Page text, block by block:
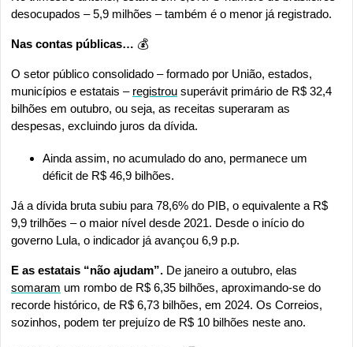
desocupados – 5,9 milhões – também é o menor já registrado.
Nas contas públicas… 💰
O setor público consolidado – formado por União, estados,
municípios e estatais – registrou superávit primário de R$ 32,4
bilhões em outubro, ou seja, as receitas superaram as
despesas, excluindo juros da dívida.
Ainda assim, no acumulado do ano, permanece um
déficit de R$ 46,9 bilhões.
Já a dívida bruta subiu para 78,6% do PIB, o equivalente a R$
9,9 trilhões – o maior nível desde 2021. Desde o início do
governo Lula, o indicador já avançou 6,9 p.p.
E as estatais “não ajudam”.
somaram um rombo de R$ 6,35 bilhões, aproximando-se do
recorde histórico, de R$ 6,73 bilhões, em 2024. Os Correios,
sozinhos, podem ter prejuízo de R$ 10 bilhões neste ano.